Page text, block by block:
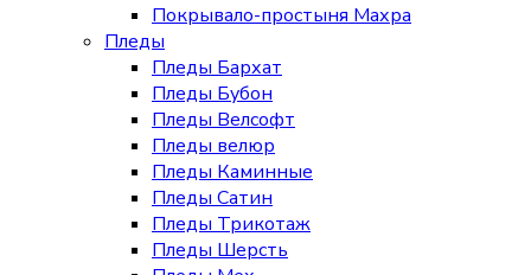
Покрывало-простыня Махра
Пледы
Пледы Бархат
Пледы Бубон
Пледы Велсофт
Пледы велюр
Пледы Каминные
Пледы Сатин
Пледы Трикотаж
Пледы Шерсть